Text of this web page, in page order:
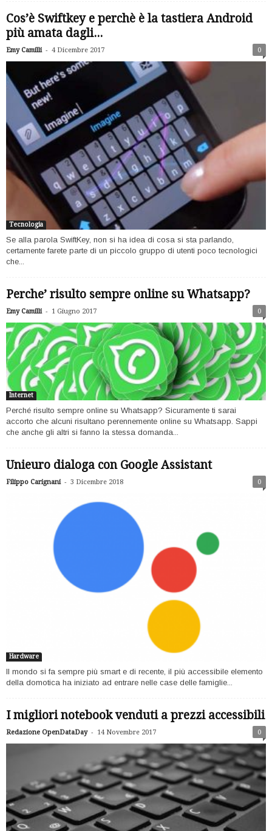
Cos’è Swiftkey e perchè è la tastiera Android
più amata dagli...
Emy Camilli - 4 Dicembre 2017 0
Tecnologia
Se alla parola SwiftKey, non si ha idea di cosa si sta parlando,
certamente farete parte di un piccolo gruppo di utenti poco tecnologici
che...
Perche’ risulto sempre online su Whatsapp?
Emy Camilli - 1 Giugno 2017 0
Internet
Perché risulto sempre online su Whatsapp? Sicuramente ti sarai
accorto che alcuni risultano perennemente online su Whatsapp. Sappi
che anche gli altri si fanno la stessa domanda...
Unieuro dialoga con Google Assistant
Filippo Carignani - 3 Dicembre 2018 0
Hardware
Il mondo si fa sempre più smart e di recente, il più accessibile elemento
della domotica ha iniziato ad entrare nelle case delle famiglie...
I migliori notebook venduti a prezzi accessibili
Redazione OpenDataDay - 14 Novembre 2017 0